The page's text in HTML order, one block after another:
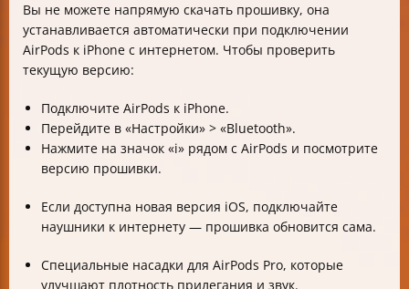
Вы не можете напрямую скачать прошивку, она
устанавливается автоматически при подключении
AirPods к iPhone с интернетом. Чтобы проверить
текущую версию:
Подключите AirPods к iPhone.
Перейдите в «Настройки» > «Bluetooth».
Нажмите на значок «i» рядом с AirPods и посмотрите
версию прошивки.
Если доступна новая версия iOS, подключайте
наушники к интернету — прошивка обновится сама.
Специальные насадки для AirPods Pro, которые
улучшают плотность прилегания и звук.